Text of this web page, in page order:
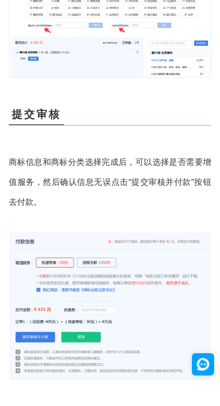
提交审核
商标信息和商标分类选择完成后，可以选择是否需要增
值服务，然后确认信息无误点击“提交审核并付款”按钮
去付款。